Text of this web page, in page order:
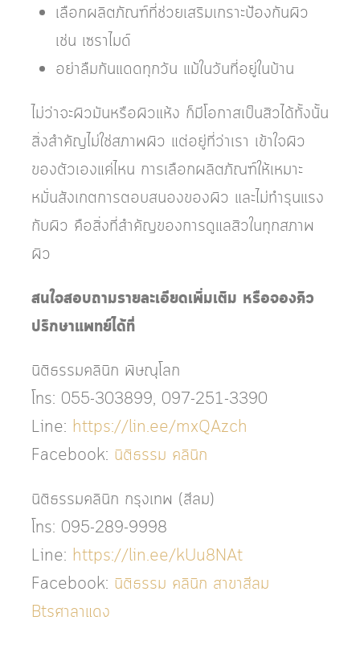
เลือกผลิตภัณฑ์ที่ช่วยเสริมเกราะป้องกันผิว
เช่น เซราไมด์
อย่าลืมกันแดดทุกวัน แม้ในวันที่อยู่ในบ้าน
ไม่ว่าจะผิวมันหรือผิวแห้ง ก็มีโอกาสเป็นสิวได้ทั้งนั้น
สิ่งสำคัญไม่ใช่สภาพผิว แต่อยู่ที่ว่าเรา เข้าใจผิว
ของตัวเองแค่ไหน การเลือกผลิตภัณฑ์ให้เหมาะ
หมั่นสังเกตการตอบสนองของผิว และไม่ทำรุนแรง
กับผิว คือสิ่งที่สำคัญของการดูแลสิวในทุกสภาพ
ผิว
สนใจสอบถามรายละเอียดเพิ่มเติม หรือจองคิว
ปรึกษาแพทย์ได้ที่
นิติธรรมคลินิก พิษณุโลก
โทร: 055-303899, 097-251-3390
Line: https://lin.ee/mxQAzch
Facebook: นิติธรรม คลินิก
นิติธรรมคลินิก กรุงเทพ (สีลม)
โทร: 095-289-9998
Line: https://lin.ee/kUu8NAt
Facebook: นิติธรรม คลินิก สาขาสีลม
Btsศาลาแดง